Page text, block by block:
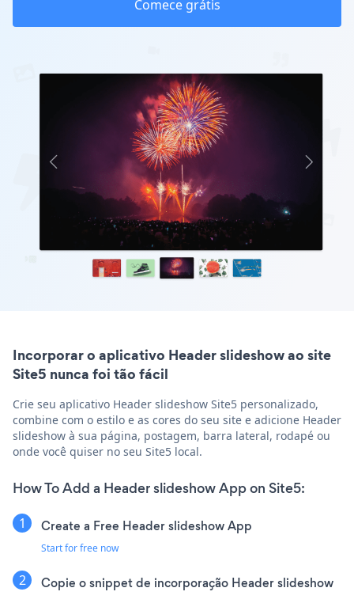
Comece grátis
Incorporar o aplicativo Header slideshow ao site
Site5 nunca foi tão fácil
Crie seu aplicativo Header slideshow Site5 personalizado,
combine com o estilo e as cores do seu site e adicione Header
slideshow à sua página, postagem, barra lateral, rodapé ou
onde você quiser no seu Site5 local.
How To Add a Header slideshow App on Site5:
Create a Free Header slideshow App
Start for free now
Copie o snippet de incorporação Header slideshow